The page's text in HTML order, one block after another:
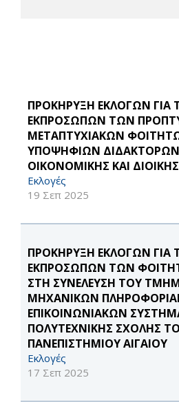
ΠΡΟΚΗΡΥΞΗ ΕΚΛΟΓΩΝ ΓΙΑ
ΕΚΠΡΟΣΩΠΩΝ ΤΩΝ
ΜΕΤΑΠΤΥΧΙΑΚΩΝ
ΥΠΟΨΗΦΙΩΝ
ΟΙΚΟΝΟΜΙΚΗΣ ΚΑΙ
Εκλογές
19 Σεπ 2025
ΠΡΟΚΗΡΥΞΗ ΕΚΛΟΓΩΝ ΓΙΑ
ΕΚΠΡΟΣΩΠΩΝ ΤΩΝ
ΣΤΗ ΣΥΝΕΛΕΥΣΗ ΤΟΥ
ΜΗΧΑΝΙΚΩΝ
ΕΠΙΚΟΙΝΩΝΙΑΚΩΝ
ΠΟΛΥΤΕΧΝΙΚΗΣ ΣΧΟΛΗΣ
ΠΑΝΕΠΙΣΤΗΜΙΟΥ ΑΙΓΑΙΟΥ
Εκλογές
17 Σεπ 2025